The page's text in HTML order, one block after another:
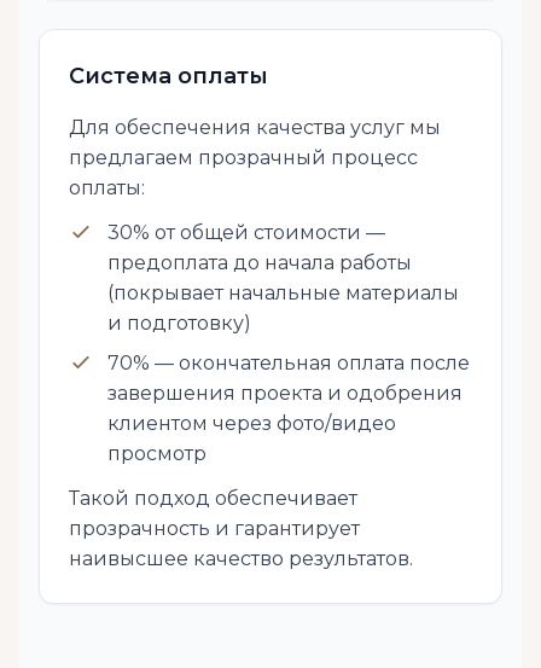
Система оплаты
Для обеспечения качества услуг мы
предлагаем прозрачный процесс
оплаты:
30% от общей стоимости —
предоплата до начала работы
(покрывает начальные материалы
и подготовку)
70% — окончательная оплата после
завершения проекта и одобрения
клиентом через фото/видео
просмотр
Такой подход обеспечивает
прозрачность и гарантирует
наивысшее качество результатов.